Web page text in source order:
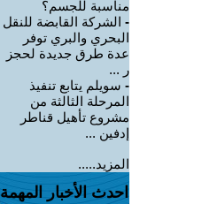
مناسبة للجسم؟
- الشركة القابضة للنقل
البحري والبري توفر
عدة طرق جديدة لحجز
ر ...
- سويلم يتابع تنفيذ
المرحلة الثالثة من
مشروع تأهيل قناطر
إدفين ...
المزيد.....
احدث الأخبار المهمة